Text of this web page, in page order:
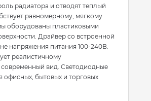
радиатора и отводят теплый
равномерному, мягкому
оборудованы пластиковыми
Драйвер со встроенной
напряжения питания 100-240В.
реалистичному
вид. Светодиодные
офисных, бытовых и торговых